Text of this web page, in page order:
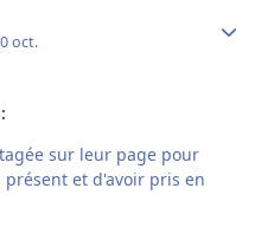
oct.
sur leur page pour
et d'avoir pris en